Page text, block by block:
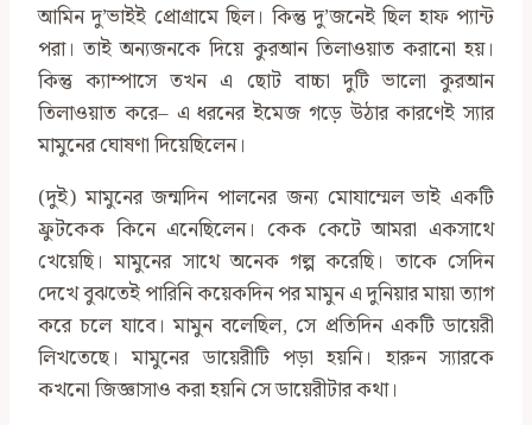
আমিন দু’ভাইই প্রোগ্রামে ছিল। কিন্তু দু’জনেই ছিল হাফ প্যান্ট
পরা। তাই অন্যজনকে দিয়ে কুরআন তিলাওয়াত করানো হয়।
কিন্তু ক্যাম্পাসে তখন এ ছোট বাচ্চা দুটি ভালো কুরআন
তিলাওয়াত করে– এ ধরনের ইমেজ গড়ে উঠার কারণেই স্যার
মামুনের ঘোষণা দিয়েছিলেন।
(দুই) মামুনের জন্মদিন পালনের জন্য মোযাম্মেল ভাই একটি
ফ্রুটকেক কিনে এনেছিলেন। কেক কেটে আমরা একসাথে
খেয়েছি। মামুনের সাথে অনেক গল্প করেছি। তাকে সেদিন
দেখে বুঝতেই পারিনি কয়েকদিন পর মামুন এ দুনিয়ার মায়া ত্যাগ
করে চলে যাবে। মামুন বলেছিল, সে প্রতিদিন একটি ডায়েরী
লিখতেছে। মামুনের ডায়েরীটি পড়া হয়নি। হারুন স্যারকে
কখনো জিজ্ঞাসাও করা হয়নি সে ডায়েরীটার কথা।